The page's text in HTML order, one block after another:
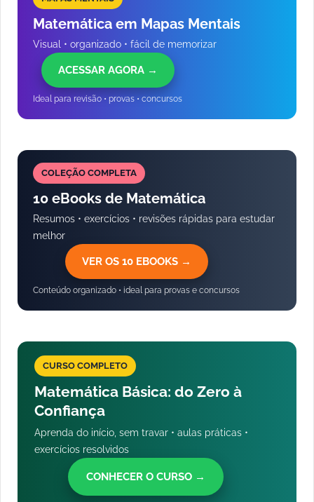
Matemática em Mapas Mentais
Visual • organizado • fácil de memorizar
ACESSAR AGORA →
Ideal para revisão • provas • concursos
COLEÇÃO COMPLETA
10 eBooks de Matemática
Resumos • exercícios • revisões rápidas para estudar
melhor
VER OS 10 EBOOKS →
Conteúdo organizado • ideal para provas e concursos
CURSO COMPLETO
Matemática Básica: do Zero à
Confiança
Aprenda do início, sem travar • aulas práticas •
exercícios resolvidos
CONHECER O CURSO →